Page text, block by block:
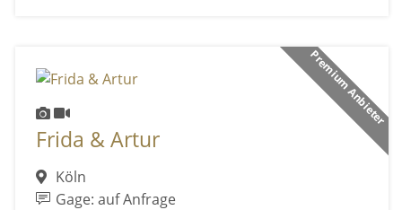
Premium Anbieter
Frida & Artur
Köln
Gage: auf Anfrage